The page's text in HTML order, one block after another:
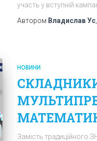
участь у вступній
Автором Владислав Ус
НОВИНИ
Замість традиційного